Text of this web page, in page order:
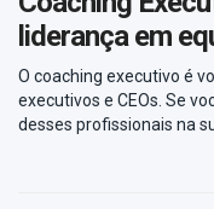
liderança em
O coaching executivo é
executivos e CEOs. Se
desses profissionais na